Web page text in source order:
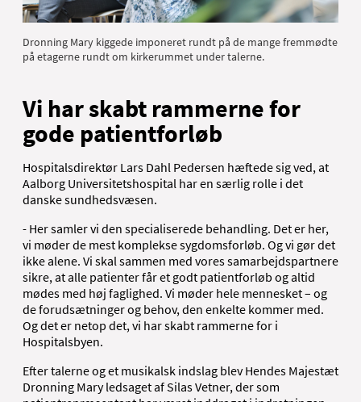
Dronning Mary kiggede imponeret rundt på de mange fremmødte
på etagerne rundt om kirkerummet under talerne.
Vi har skabt rammerne for
gode patientforløb
Hospitalsdirektør Lars Dahl Pedersen hæftede sig ved, at
Aalborg Universitetshospital har en særlig rolle i det
danske sundhedsvæsen.
- Her samler vi den specialiserede behandling. Det er her,
vi møder de mest komplekse sygdomsforløb. Og vi gør det
ikke alene. Vi skal sammen med vores samarbejdspartnere
sikre, at alle patienter får et godt patientforløb og altid
mødes med høj faglighed. Vi møder hele mennesket – og
de forudsætninger og behov, den enkelte kommer med.
Og det er netop det, vi har skabt rammerne for i
Hospitalsbyen.
Efter talerne og et musikalsk indslag blev Hendes Majestæt
Dronning Mary ledsaget af Silas Vetner, der som